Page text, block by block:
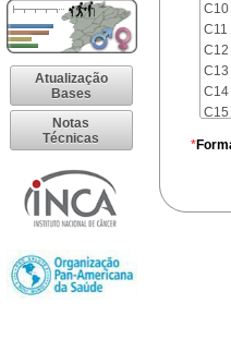
Atualização
Bases
Notas
Técnicas
C10
C11
C12
C13
C14
C15
C17
C20
*